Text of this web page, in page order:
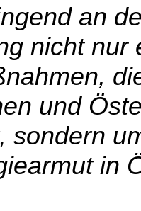
an
nicht nur
und
sondern
in